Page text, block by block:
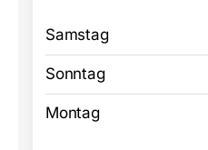
Samstag
Sonntag
Montag